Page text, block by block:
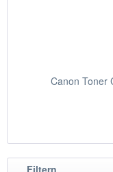
Canon Toner
Filtern